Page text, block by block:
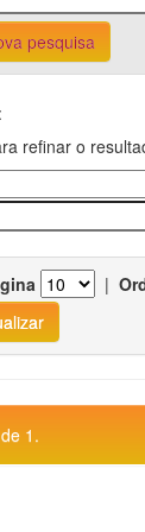
pesquisa
refinar o
|
1.